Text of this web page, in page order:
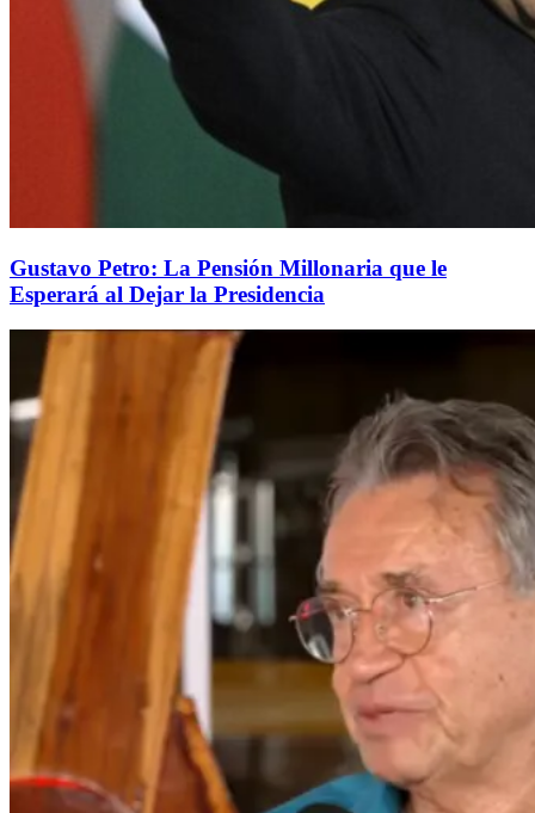
Gustavo Petro: La Pensión Millonaria que le
Esperará al Dejar la Presidencia